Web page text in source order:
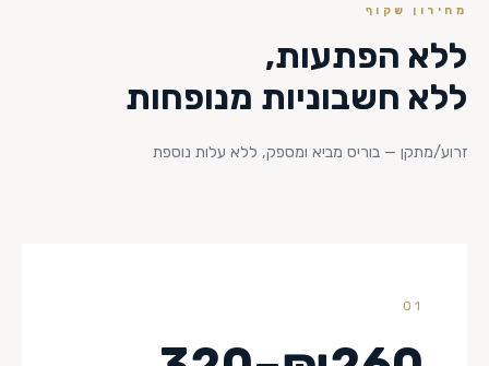
מחירון שקוף
ללא הפתעות,
ללא חשבוניות מנופחות
זרוע/מתקן — בוריס מביא ומספק, ללא עלות נוספת
01